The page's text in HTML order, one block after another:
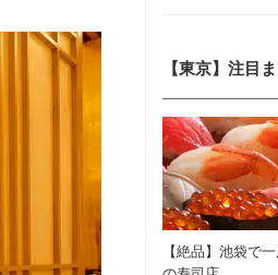
【東京】注目
【絶品】池袋で